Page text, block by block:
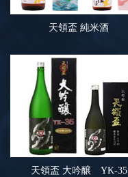
天領盃 純米酒
天領盃 大吟醸 YK-35